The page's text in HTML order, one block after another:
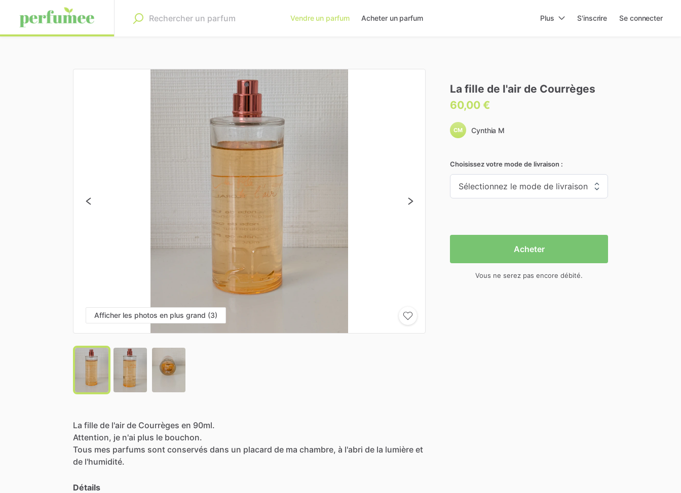
Vendre un parfum Acheter un parfum Plus S'inscrire Se connecter
Afficher les photos en plus grand (3)
La fille de l'air de Courrèges en 90ml.
Attention, je n'ai plus le bouchon.
Tous mes parfums sont conservés dans un placard de ma chambre, à l'abri de la lumière et
de l'humidité.
Détails
La fille de l'air de Courrèges
60,00 €
CM Cynthia M
Choisissez votre mode de livraison :
Acheter
Vous ne serez pas encore débité.